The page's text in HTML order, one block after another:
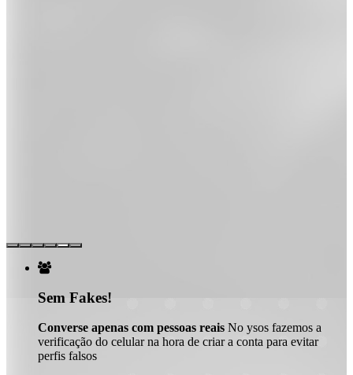

Sem Fakes!
Converse apenas com pessoas reais No ysos fazemos a
verificação do celular na hora de criar a conta para evitar
perfis falsos